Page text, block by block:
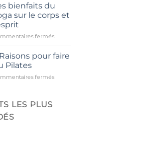
bienfaits
du
Matwork
bienfaits du
sur le corps et
ferméssur
bienfaits
du
sur
pour faire
Pilates
ferméssur
LES PLUS